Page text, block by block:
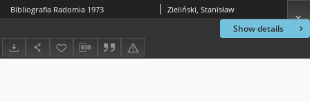
Show details
Bibliografia Radomia 1973 Zieliński, Stanisław